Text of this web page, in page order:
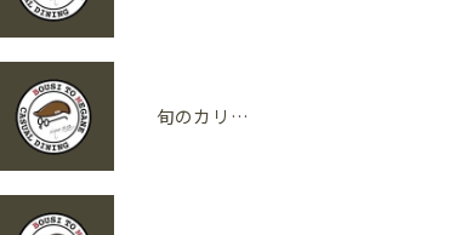
旬のカリフォルニア野菜が光る！「カリフォルニア料理」の魅力とは？